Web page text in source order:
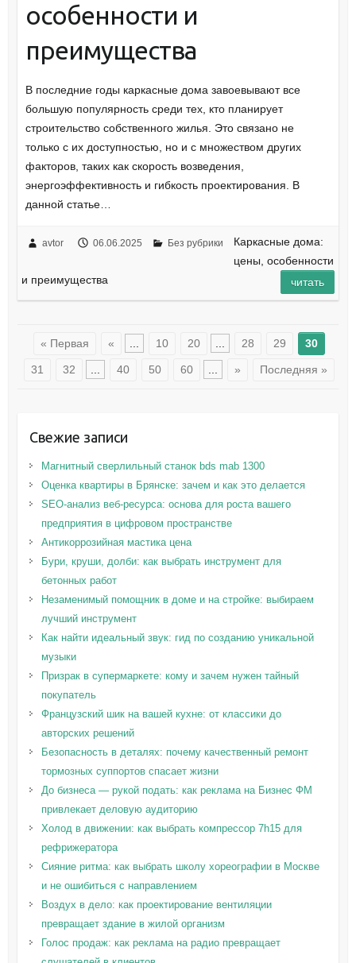
особенности и
преимущества
В последние годы каркасные дома завоевывают все
большую популярность среди тех, кто планирует
строительство собственного жилья. Это связано не
только с их доступностью, но и с множеством других
факторов, таких как скорость возведения,
энергоэффективность и гибкость проектирования. В
данной статье…
avtor 06.06.2025 Без рубрики
Каркасные дома:
цены, особенности
и преимущества
читать
« Первая « ... 10 20 ... 28 29 30
31 32 ... 40 50 60 ... » Последняя »
Свежие записи
Магнитный сверлильный станок bds mab 1300
Оценка квартиры в Брянске: зачем и как это делается
SEO-анализ веб-ресурса: основа для роста вашего
предприятия в цифровом пространстве
Антикоррозийная мастика цена
Бури, круши, долби: как выбрать инструмент для
бетонных работ
Незаменимый помощник в доме и на стройке: выбираем
лучший инструмент
Как найти идеальный звук: гид по созданию уникальной
музыки
Призрак в супермаркете: кому и зачем нужен тайный
покупатель
Французский шик на вашей кухне: от классики до
авторских решений
Безопасность в деталях: почему качественный ремонт
тормозных суппортов спасает жизни
До бизнеса — рукой подать: как реклама на Бизнес ФМ
привлекает деловую аудиторию
Холод в движении: как выбрать компрессор 7h15 для
рефрижератора
Сияние ритма: как выбрать школу хореографии в Москве
и не ошибиться с направлением
Воздух в дело: как проектирование вентиляции
превращает здание в жилой организм
Голос продаж: как реклама на радио превращает